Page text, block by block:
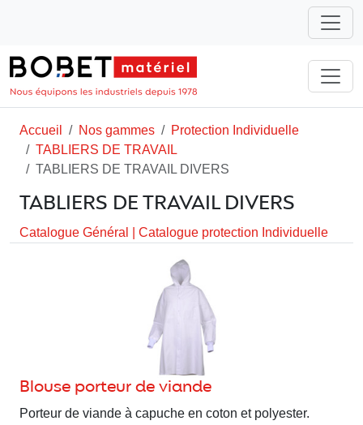
Accueil Nos gammes
Protection Individuelle
TABLIERS DE TRAVAIL
TABLIERS DE TRAVAIL DIVERS
TABLIERS DE TRAVAIL DIVERS
Catalogue Général Catalogue protection Individuelle
Blouse porteur de viande
Porteur de viande à capuche en coton et polyester.